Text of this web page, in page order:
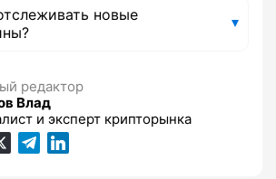
новые
редактор
Влад
и эксперт крипторынка